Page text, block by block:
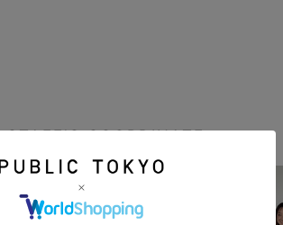
STAFF'S COORDINATE